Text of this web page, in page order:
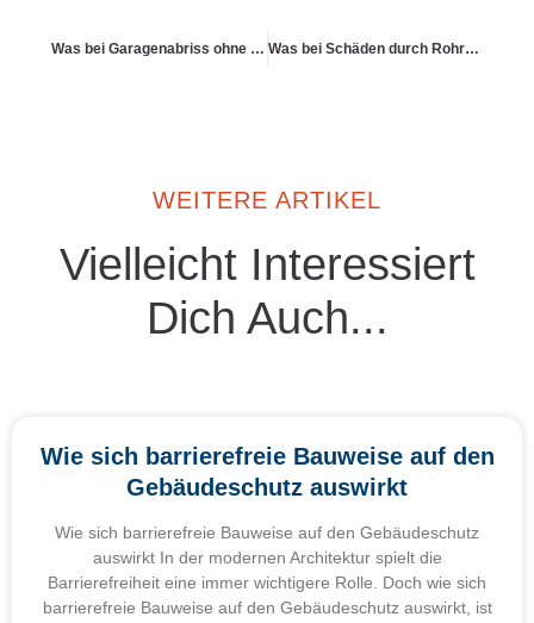
Was bei Garagenabriss ohne Genehmigung gilt Was bei Schäden durch Rohrverstopfungen gilt
WEITERE ARTIKEL
Vielleicht Interessiert
Dich Auch...
Wie sich barrierefreie Bauweise auf den
Gebäudeschutz auswirkt
Wie sich barrierefreie Bauweise auf den Gebäudeschutz
auswirkt In der modernen Architektur spielt die
Barrierefreiheit eine immer wichtigere Rolle. Doch wie sich
barrierefreie Bauweise auf den Gebäudeschutz auswirkt, ist